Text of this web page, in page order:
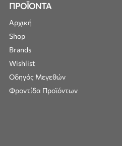
ΠΡΟΪΟΝΤΑ
Αρχική
Shop
Brands
Wishlist
Οδηγός Μεγεθών
Φροντίδα Προϊόντων